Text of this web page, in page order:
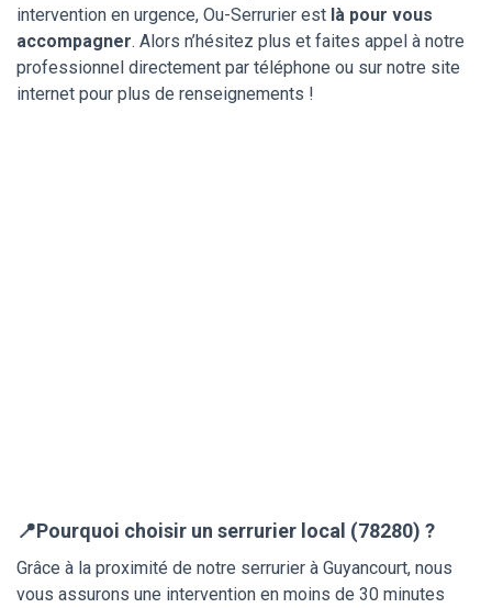
intervention en urgence, Ou-Serrurier est là pour vous
accompagner. Alors n’hésitez plus et faites appel à notre
professionnel directement par téléphone ou sur notre site
internet pour plus de renseignements !
📍Pourquoi choisir un serrurier local (78280) ?
Grâce à la proximité de notre serrurier à Guyancourt, nous
vous assurons une intervention en moins de 30 minutes